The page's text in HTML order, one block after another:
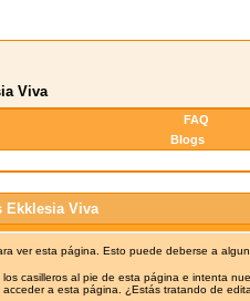
Viva
FAQ
Blogs
Ekklesia Viva
ver esta página. Esto puede deberse a
casilleros al pie de esta página e intenta
a esta página. ¿Estás tratando de